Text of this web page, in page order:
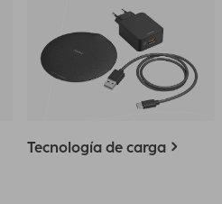
Tecnología de carga